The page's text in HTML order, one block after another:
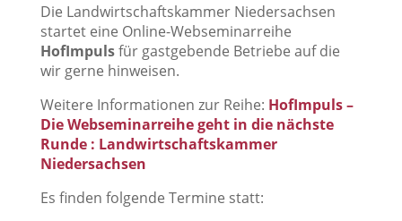
Die Landwirtschaftskammer Niedersachsen
startet eine Online-Webseminarreihe
HofImpulsfür gastgebende Betriebe auf die
wir gerne hinweisen.
Weitere Informationen zur Reihe: HofImpuls –
Die Webseminarreihe geht in die nächste
Runde : Landwirtschaftskammer
Niedersachsen
Es finden folgende Termine statt: